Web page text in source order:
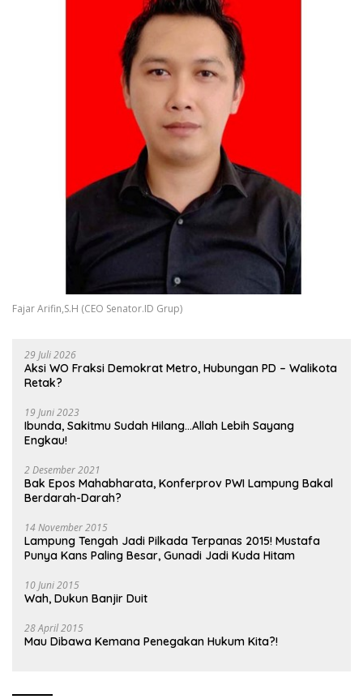
Fajar Arifin,S.H (CEO Senator.ID Grup)
29 Juli 2026
Aksi WO Fraksi Demokrat Metro, Hubungan PD – Walikota
Retak?
19 Juni 2023
Ibunda, Sakitmu Sudah Hilang…Allah Lebih Sayang
Engkau!
2 Desember 2021
Bak Epos Mahabharata, Konferprov PWI Lampung Bakal
Berdarah-Darah?
14 November 2015
Lampung Tengah Jadi Pilkada Terpanas 2015! Mustafa
Punya Kans Paling Besar, Gunadi Jadi Kuda Hitam
10 Juni 2015
Wah, Dukun Banjir Duit
28 April 2015
Mau Dibawa Kemana Penegakan Hukum Kita?!